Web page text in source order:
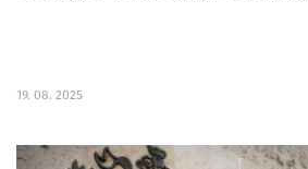
19. 08. 2025